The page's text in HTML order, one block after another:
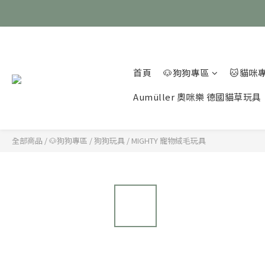
首頁 🐶狗狗專區
🐱貓咪
Aumüller 奧咪樂 德國貓草玩具
全部商品 /🐶狗狗專區 /狗狗玩具 / MIGHTY 寵物絨毛玩具